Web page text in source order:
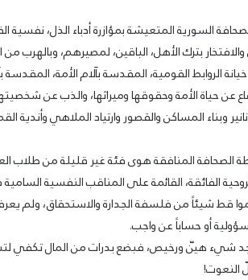
السورية المتعيشة بمؤازرة أدباء الذل،
بترك الأهل، الباقين، لمصيرهم، وبالهرب
الروابط القومية، المقدسة بآلام الأمة،
عن حياة الأمة وحقوقها وميراثها، والذب عن
وبناء المساكن والقصور وارتياد الملاهي
الصحافة المنافقة هوى فئة غير قليلة من طلاب
الفائقة، القائمة على المناقب النفسية
قط شيئاً من فلسفة الجدارة والاستحقاق، ولم
أو حساباً عن واجب.
شيء هيّن ورخيص، فبضع بدرات من المال تكفي
النعوت!